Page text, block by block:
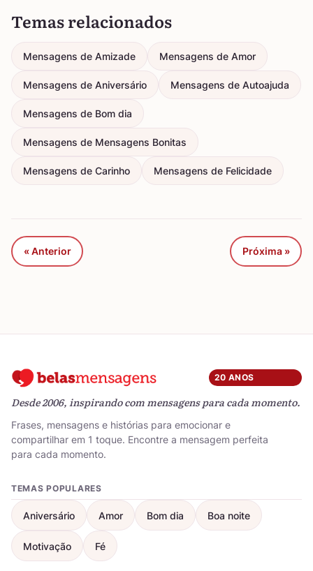
Temas relacionados
Mensagens de Amizade Mensagens de Amor
Mensagens de Aniversário Mensagens de Autoajuda
Mensagens de Bom dia
Mensagens de Mensagens Bonitas
Mensagens de Carinho Mensagens de Felicidade
« Anterior Próxima »
20 ANOS
Desde 2006, inspirando com mensagens para cada momento.
Frases, mensagens e histórias para emocionar e
compartilhar em 1 toque. Encontre a mensagem perfeita
para cada momento.
TEMAS POPULARES
Aniversário Amor Bom dia Boa noite
Motivação Fé